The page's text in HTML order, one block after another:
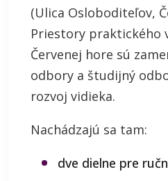
(Ulica Osloboditeľov,
Priestory praktického
Červenej hore sú
odbory a študijný
rozvoj vidieka.
Nachádzajú sa tam:
dve dielne pre